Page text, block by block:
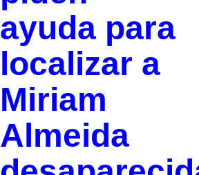
ayuda para
localizar a
Miriam
Almeida